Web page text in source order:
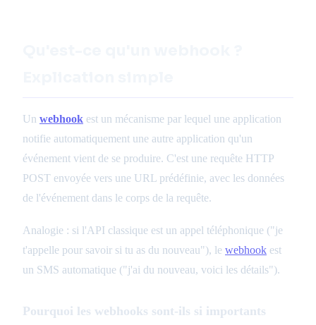
Un webhook est un mécanisme par lequel une application
notifie automatiquement une autre application qu'un
événement vient de se produire. C'est une requête HTTP
POST envoyée vers une URL prédéfinie, avec les données
de l'événement dans le corps de la requête.
Analogie : si l'API classique est un appel téléphonique ("je
t'appelle pour savoir si tu as du nouveau"), le webhook est
un SMS automatique ("j'ai du nouveau, voici les détails").
Pourquoi les webhooks sont-ils si importants